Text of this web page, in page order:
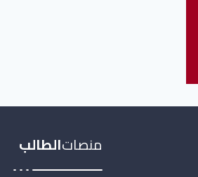
منصاتالطالب